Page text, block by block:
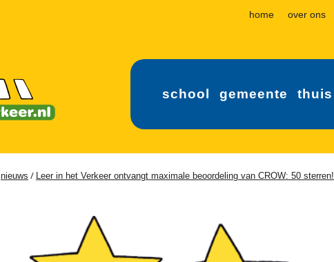
home over ons
school gemeente thuis
nieuws / Leer in het Verkeer ontvangt maximale beoordeling van CROW: 50 sterren!